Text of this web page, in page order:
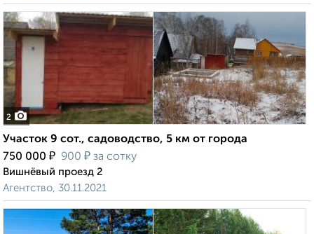
2
Участок 9 сот., садоводство, 5 км от города
750 000 ₽ 900 ₽ за сотку
Вишнёвый проезд 2
Агентство, 30.11.2021